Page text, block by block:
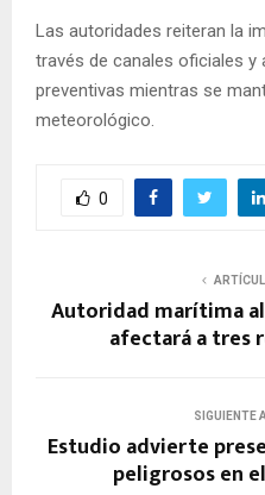
Las autoridades reiteran la
través de canales oficiales y
preventivas mientras se
meteorológico.
0
Autoridad marítima
afectará a tres
SIGUIENTE
Estudio advierte
peligrosos en